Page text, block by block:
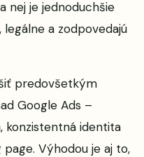
nej je jednoduchšie
a zodpovedajú
predovšetkým
Google Ads –
konzistentná identita
Výhodou je aj to,